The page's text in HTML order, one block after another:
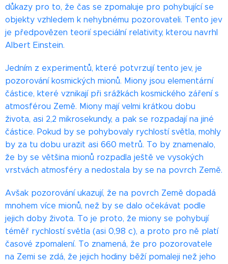
důkazy pro to, že čas se zpomaluje pro pohybující se
objekty vzhledem k nehybnému pozorovateli. Tento jev
je předpovězen teorií speciální relativity, kterou navrhl
Albert Einstein.
Jedním z experimentů, které potvrzují tento jev, je
pozorování kosmických mionů. Miony jsou elementární
částice, které vznikají při srážkách kosmického záření s
atmosférou Země. Miony mají velmi krátkou dobu
života, asi 2,2 mikrosekundy, a pak se rozpadají na jiné
částice. Pokud by se pohybovaly rychlostí světla, mohly
by za tu dobu urazit asi 660 metrů. To by znamenalo,
že by se většina mionů rozpadla ještě ve vysokých
vrstvách atmosféry a nedostala by se na povrch Země.
Avšak pozorování ukazují, že na povrch Země dopadá
mnohem více mionů, než by se dalo očekávat podle
jejich doby života. To je proto, že miony se pohybují
téměř rychlostí světla (asi 0,98 c), a proto pro ně platí
časové zpomalení. To znamená, že pro pozorovatele
na Zemi se zdá, že jejich hodiny běží pomaleji než jeho